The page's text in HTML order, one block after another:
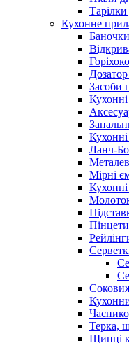
Тарілки
Кухонне
Баночки
Засоби
Ланч-
Мірні
Терка,
Щипці